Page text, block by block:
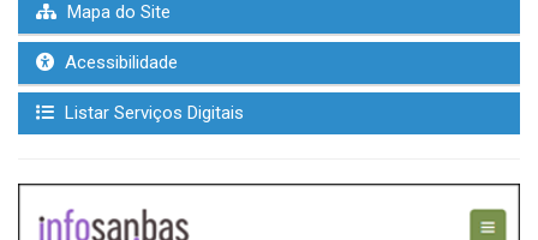
Mapa do Site
Acessibilidade
Listar Serviços Digitais